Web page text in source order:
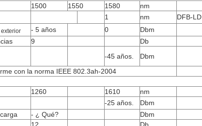
1500 1550 1580
nm
1 nm
DFB-LD
exterior - 5 años 0
Dbm
9
Db
-45 años.
Dbm
con la norma IEEE 802.3ah-2004
1260 1610
nm
-25 años.
Dbm
- ¿ Qué?
Dbm